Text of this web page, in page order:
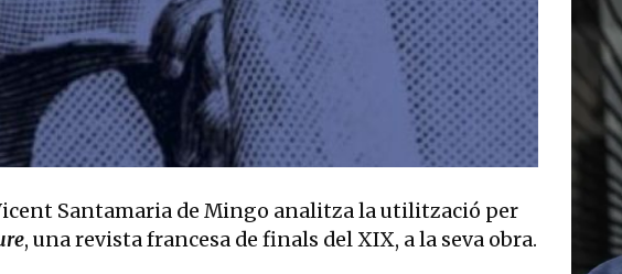
Santamaria de Mingo analitza la utilització per
, una revista francesa de finals del XIX, a la seva obra.